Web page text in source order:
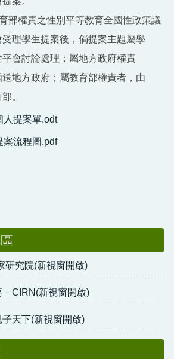
部權責之性別平等教育全國性政策議
理學生提案後，倘提案主題屬學
會討論處理；屬地方政府權責
地方政府；屬教育部權責者，由
。
人提案單.odt
案流程圖.pdf
研究院(新視窗開啟)
CIRN(新視窗開啟)
天下(新視窗開啟)